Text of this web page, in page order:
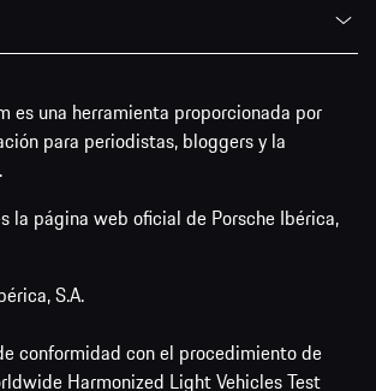
es una herramienta proporcionada por
para periodistas, bloggers y la
la página web oficial de Porsche Ibérica,
S.A.
conformidad con el procedimiento de
Harmonized Light Vehicles Test